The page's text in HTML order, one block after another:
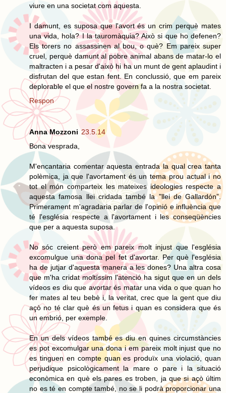
viure en una societat com aquesta.
I damunt, es suposa que l'avort és un crim perquè mates
una vida, hola? I la tauromàquia? Això si que ho defenen?
Els torers no assassinen al bou, o què? Em pareix super
cruel, perquè damunt al pobre animal abans de matar-lo el
maltracten i a pesar d'això hi ha un munt de gent aplaudint i
disfrutan del que estan fent. En conclussió, que em pareix
deplorable el que el nostre govern fa a la nostra societat.
Respon
Anna Mozzoni 23.5.14
Bona vesprada,
M'encantaria comentar aquesta entrada la qual crea tanta
polèmica, ja que l'avortament és un tema prou actual i no
tot el món comparteix les mateixes ideologies respecte a
aquesta famosa llei cridada també la "llei de Gallardón”.
Primerament m'agradaria parlar de l'opinió e influència que
té l'església respecte a l'avortament i les conseqüències
que per a aquesta suposa.
No sóc creient però em pareix molt injust que l'església
excomulgue una dona pel fet d'avortar. Per què l'església
ha de jutjar d'aquesta manera a les dones? Una altra cosa
que m'ha cridat moltíssim l'atenció ha sigut que en un dels
vídeos es diu que avortar és matar una vida o que quan ho
fer mates al teu bebè i, la veritat, crec que la gent que diu
açò no té clar què és un fetus i quan es considera que és
un embrió, per exemple.
En un dels vídeos també es diu en quines circumstàncies
es pot excomulgar una dona i em pareix molt injust que no
es tinguen en compte quan es produïx una violació, quan
perjudique psicològicament la mare o pare i la situació
econòmica en què els pares es troben, ja que si açò últim
no es té en compte també, no se li podrà proporcionar una